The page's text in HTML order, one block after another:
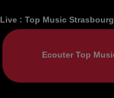
Live :Top Music Strasbourg